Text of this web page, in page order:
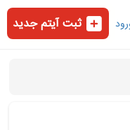
ثبت آیتم جدید